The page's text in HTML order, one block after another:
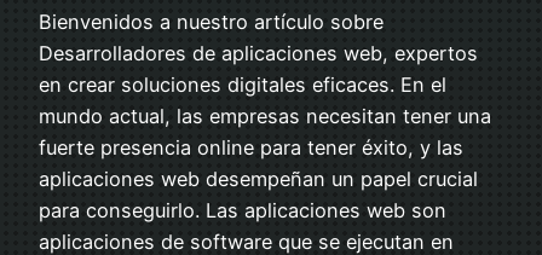
Bienvenidos a nuestro artículo sobre
Desarrolladores de aplicaciones web, expertos
en crear soluciones digitales eficaces. En el
mundo actual, las empresas necesitan tener una
fuerte presencia online para tener éxito, y las
aplicaciones web desempeñan un papel crucial
para conseguirlo. Las aplicaciones web son
aplicaciones de software que se ejecutan en